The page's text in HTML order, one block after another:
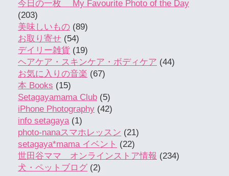
今日の一枚 My Favourite Photo of the Day
(203)
美味しいもの (89)
お取り寄せ (54)
デイリー雑貨 (19)
ヘアケア・スキンケア・ボディケア (44)
お気に入りの音楽 (67)
本 Books (15)
Setagayamama Club (5)
iPhone Photography (42)
info setagaya(1)
photo-nanaスマホレッスン (21)
setagaya*mama イベント (22)
世田谷ママ オンラインストア情報 (234)
犬・ペットブログ (2)